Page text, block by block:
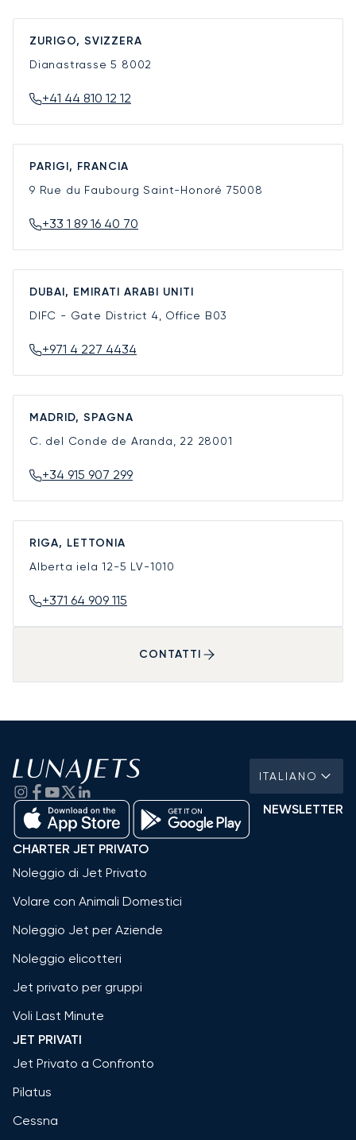
ZURIGO, SVIZZERA
Dianastrasse 5 8002
+41 44 810 12 12
PARIGI, FRANCIA
9 Rue du Faubourg Saint-Honoré 75008
+33 1 89 16 40 70
DUBAI, EMIRATI ARABI UNITI
DIFC - Gate District 4, Office B03
+971 4 227 4434
MADRID, SPAGNA
C. del Conde de Aranda, 22 28001
+34 915 907 299
RIGA, LETTONIA
Alberta iela 12-5 LV-1010
+371 64 909 115
CONTATTI
ITALIANO
NEWSLETTER
CHARTER JET PRIVATO
Noleggio di Jet Privato
Volare con Animali Domestici
Noleggio Jet per Aziende
Noleggio elicotteri
Jet privato per gruppi
Voli Last Minute
JET PRIVATI
Jet Privato a Confronto
Pilatus
Cessna